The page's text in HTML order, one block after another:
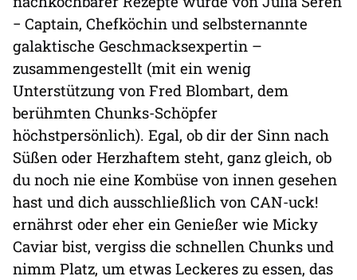
− Captain, Chefköchin und selbsternannte
galaktische Geschmacksexpertin –
zusammengestellt (mit ein wenig
Unterstützung von Fred Blombart, dem
berühmten Chunks-Schöpfer
höchstpersönlich). Egal, ob dir der Sinn nach
Süßen oder Herzhaftem steht, ganz gleich, ob
du noch nie eine Kombüse von innen gesehen
hast und dich ausschließlich von CAN-uck!
ernährst oder eher ein Genießer wie Micky
Caviar bist, vergiss die schnellen Chunks und
nimm Platz, um etwas Leckeres zu essen, das